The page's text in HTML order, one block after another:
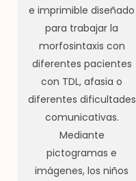
e imprimible diseñado
para trabajar la
morfosintaxis con
diferentes pacientes
con TDL, afasia o
diferentes dificultades
comunicativas.
Mediante
pictogramas e
imágenes, los niños